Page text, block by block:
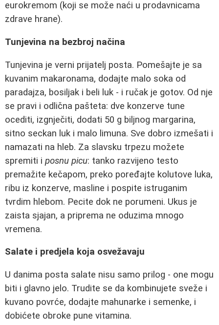
eurokremom (koji se može naći u prodavnicama
zdrave hrane).
Tunjevina na bezbroj načina
Tunjevina je verni prijatelj posta. Pomešajte je sa
kuvanim makaronama, dodajte malo soka od
paradajza, bosiljak i beli luk - i ručak je gotov. Od nje
se pravi i odlična pašteta: dve konzerve tune
ocediti, izgnječiti, dodati 50 g biljnog margarina,
sitno seckan luk i malo limuna. Sve dobro izmešati i
namazati na hleb. Za slavsku trpezu možete
spremiti i posnu picu: tanko razvijeno testo
premažite kečapom, preko poređajte kolutove luka,
ribu iz konzerve, masline i pospite istruganim
tvrdim hlebom. Pecite dok ne porumeni. Ukus je
zaista sjajan, a priprema ne oduzima mnogo
vremena.
Salate i predjela koja osvežavaju
U danima posta salate nisu samo prilog - one mogu
biti i glavno jelo. Trudite se da kombinujete sveže i
kuvano povrće, dodajte mahunarke i semenke, i
dobićete obroke pune vitamina.